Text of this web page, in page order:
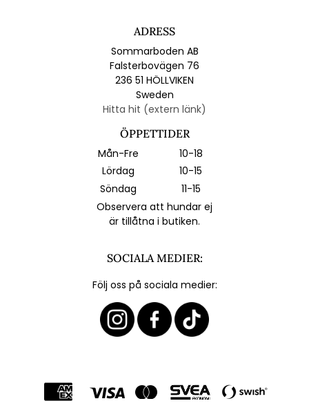
ADRESS
Sommarboden AB
Falsterbovägen 76
236 51 HÖLLVIKEN
Sweden
Hitta hit (extern länk)
ÖPPETTIDER
Mån-Fre
10-18
Lördag
10-15
Söndag
11-15
Observera att hundar ej
är tillåtna i butiken.
SOCIALA MEDIER:
Följ oss på sociala medier: